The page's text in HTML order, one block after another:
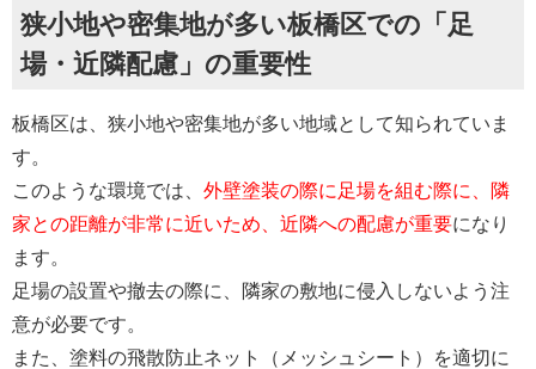
狭小地や密集地が多い板橋区での「足
場・近隣配慮」の重要性
板橋区は、狭小地や密集地が多い地域として知られていま
す。
このような環境では、 外壁塗装の際に足場を組む際に、隣
家との距離が非常に近いため、近隣への配慮が重要になり
ます。
足場の設置や撤去の際に、隣家の敷地に侵入しないよう注
意が必要です。
また、塗料の飛散防止ネット（メッシュシート）を適切に